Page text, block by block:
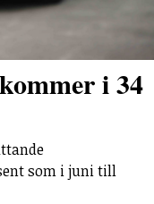
i 34
som i juni till